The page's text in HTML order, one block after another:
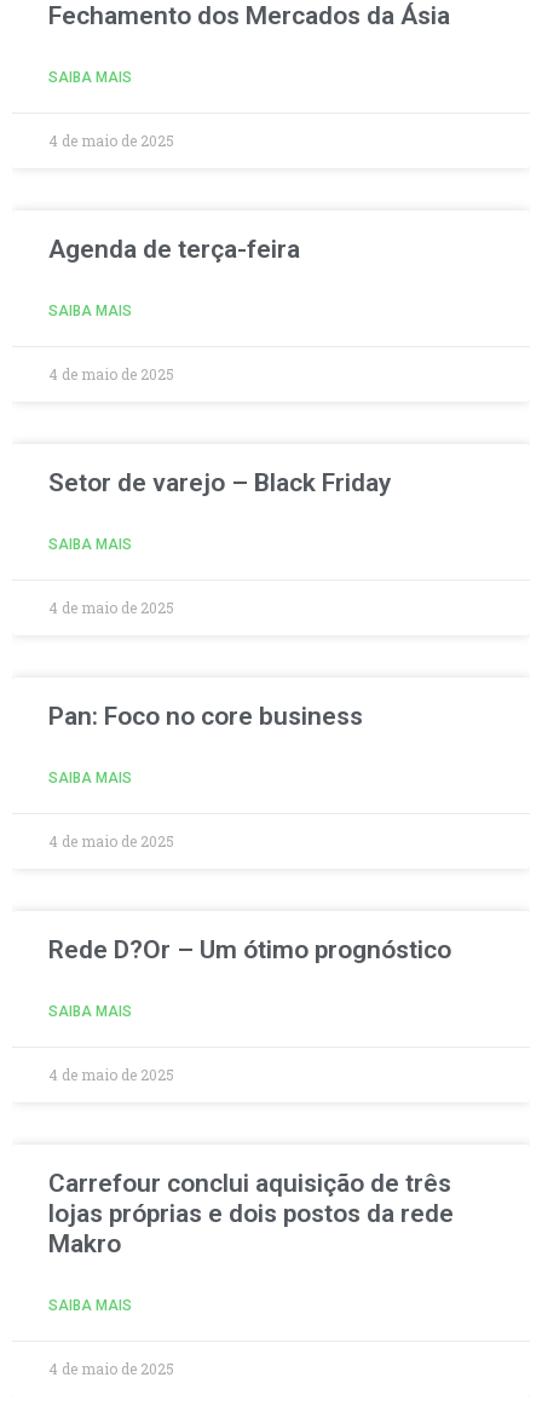
Fechamento dos Mercados da Ásia
SAIBA MAIS
4 de maio de 2025
Agenda de terça-feira
SAIBA MAIS
4 de maio de 2025
Setor de varejo – Black Friday
SAIBA MAIS
4 de maio de 2025
Pan: Foco no core business
SAIBA MAIS
4 de maio de 2025
Rede D?Or – Um ótimo prognóstico
SAIBA MAIS
4 de maio de 2025
Carrefour conclui aquisição de três
lojas próprias e dois postos da rede
Makro
SAIBA MAIS
4 de maio de 2025